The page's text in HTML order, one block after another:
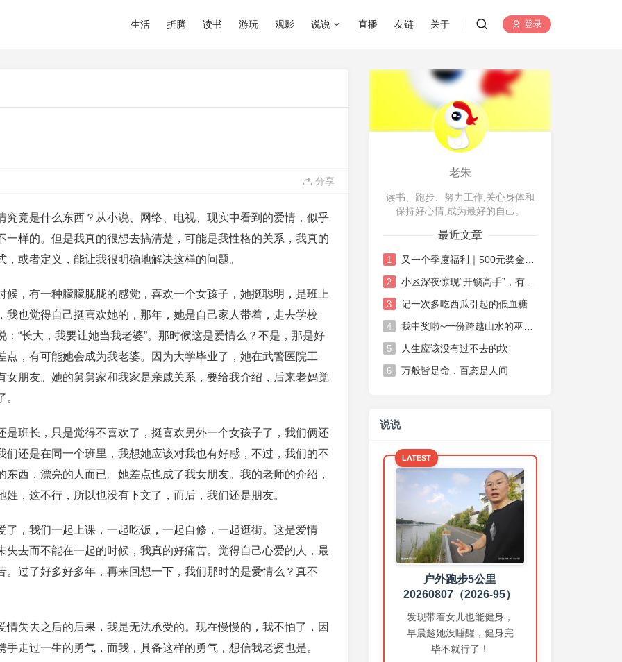
生活 折腾 读书 游玩 观影 说说 直播 友链 关于 登录
分享
究竟是什么东西？从小说、网络、电视、现实中看到的爱情，似乎
样的。但是我真的很想去搞清楚，可能是我性格的关系，我真的
或者定义，能让我很明确地解决这样的问题。
，有一种朦朦胧胧的感觉，喜欢一个女孩子，她挺聪明，是班上
也觉得自己挺喜欢她的，那年，她是自己家人带着，走去学校
“长大，我要让她当我老婆”。那时候这是爱情么？不是，那是好
，有可能她会成为我老婆。因为大学毕业了，她在武警医院工
朋友。她的舅舅家和我家是亲戚关系，要给我介绍，后来老妈觉
是班长，只是觉得不喜欢了，挺喜欢另外一个女孩子了，我们俩还
还是在同一个班里，我想她应该对我也有好感，不过，我们的不
西，漂亮的人而已。她差点也成了我女朋友。我的老师的介绍，
，这不行，所以也没有下文了，而后，我们还是朋友。
了，我们一起上课，一起吃饭，一起自修，一起逛街。这是爱情
去而不能在一起的时候，我真的好痛苦。觉得自己心爱的人，最
过了好多好多年，再来回想一下，我们那时的是爱情么？真不
失去之后的后果，我是无法承受的。现在慢慢的，我不怕了，因
走过一生的勇气，而我，具备这样的勇气，想信我老婆也是。
老朱
读书、跑步、努力工作,关心身体和
保持好心情,成为最好的自己。
最近文章
1
2 小区深夜惊现“开锁高手”，有点唏嘘也有点感慨
3 记一次多吃西瓜引起的低血糖
4
5 人生应该没有过不去的坎
6 万般皆是命，百态是人间
说说
LATEST
户外跑步5公里
20260807（2026-95）
发现带着女儿也能健身，
早晨趁她没睡醒，健身完
毕不就行了！
练胸➕练臂
20260806（2026-94）
上个月我大部分时间都带着女
儿，晚上和女儿一起散步，所
以健身房时间少，这个月加
油！
3 days ago